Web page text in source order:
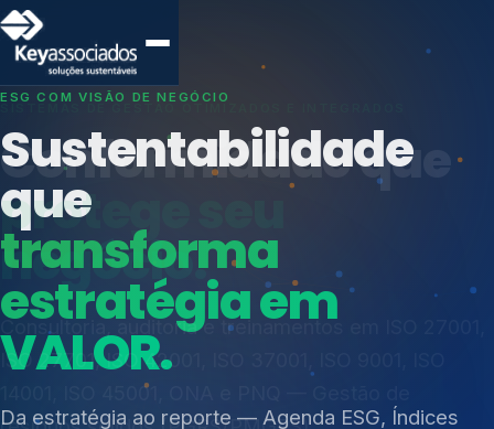
SISTEMAS DE GESTÃO OTIMIZADOS E INTEGRADOS
Conformidade que
protege seu
negócio.
Consultoria, auditoria e treinamentos em ISO 27001,
ISO 27701, ISO 42001, ISO 37001, ISO 9001, ISO
14001, ISO 45001, ONA e PNQ — Gestão de
resíduos sólidos (PGRS/PMGRS).
Índices de Mercado
Mudanças Climáticas
Reputação e Cadeia
Reporte Regulatório